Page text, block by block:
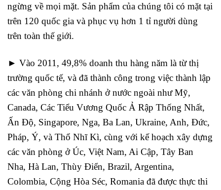
ngừng về mọi mặt. Sản phẩm của chúng tôi có mặt tại
trên 120 quốc gia và phục vụ hơn 1 tỉ người dùng
trên toàn thế giới.
► Vào 2011, 49,8% doanh thu hàng năm là từ thị
trường quốc tế, và đã thành công trong việc thành lập
các văn phòng chi nhánh ở nước ngoài như Mỹ,
Canada, Các Tiểu Vương Quốc Ả Rập Thống Nhất,
Ấn Độ, Singapore, Nga, Ba Lan, Ukraine, Anh, Đức,
Pháp, Ý, và Thổ Nhĩ Kì, cùng với kế hoạch xây dựng
các văn phòng ở Úc, Việt Nam, Ai Cập, Tây Ban
Nha, Hà Lan, Thùy Điển, Brazil, Argentina,
Colombia, Cộng Hòa Séc, Romania đã được thực thi